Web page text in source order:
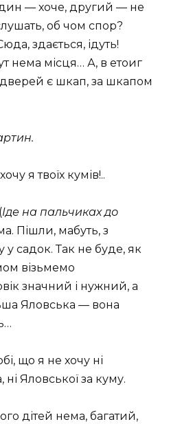
— хоче, другий — не
об чом спор?
здається, ідуть!
нема місця… А, в етоиг
дверей є шкап, за шкапом
я твоїх кумів!..
Іде на пальчиках до
Пішли, мабуть, з
садок. Так не буде, як
візьмемо
значний і нужний, а
Яловська — вона
що я не хочу ні
Яловської за куму.
дітей нема, багатий,